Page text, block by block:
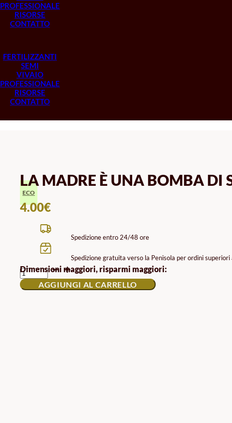
PROFESSIONALE
RISORSE
CONTATTO
FERTILIZZANTI
SEMI
VIVAIO
PROFESSIONALE
RISORSE
CONTATTO
LA MADRE È UNA BOMBA DI
ECO
4.00€
Spedizione entro 24/48 ore
Spedizione gratuita verso la Penisola per ordini
Dimensioni maggiori, risparmi maggiori:
LA
MADRE
È
UNA
AGGIUNGI AL CARRELLO